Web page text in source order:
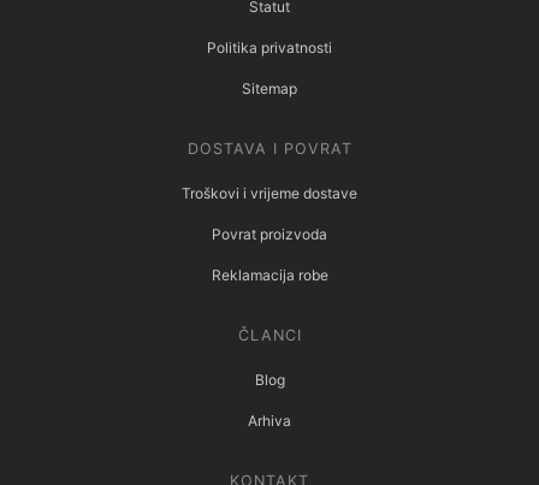
Statut
Politika privatnosti
Sitemap
DOSTAVA I POVRAT
Troškovi i vrijeme dostave
Povrat proizvoda
Reklamacija robe
ČLANCI
Blog
Arhiva
KONTAKT